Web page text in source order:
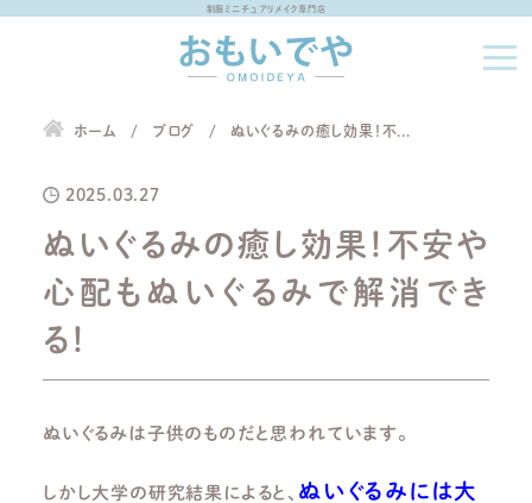
制服ミニチュアリメイク専門店
ホーム ブログ ぬいぐるみの癒し効果！不...
2025.03.27
ぬいぐるみの癒し効果！不安や
心配もぬいぐるみで解消でき
る！
ぬいぐるみは子供のものだと思われています。
しかし大学の研究結果によると、 ぬいぐるみには大